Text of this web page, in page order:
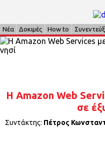
Νέα Δοκιμές How to
H Amazon Web
σε
Συντάκτης: Πέτρος